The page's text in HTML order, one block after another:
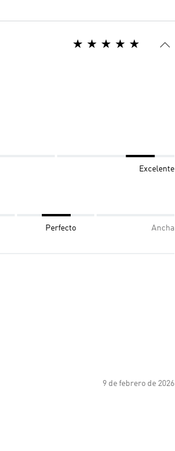
Excelente
Perfecto Ancha
9 de febrero de 2026